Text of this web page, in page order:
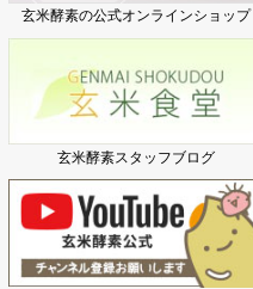
玄米酵素の公式オンラインショップ
玄米酵素スタッフブログ